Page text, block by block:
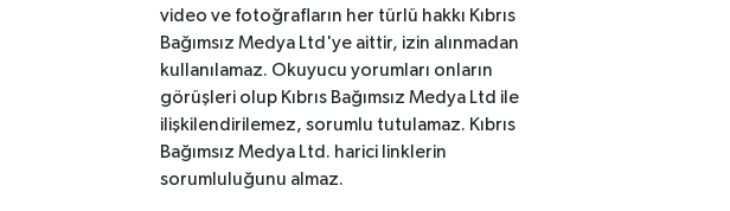
video ve fotoğrafların her türlü hakkı Kıbrıs
Bağımsız Medya Ltd'ye aittir, izin alınmadan
kullanılamaz. Okuyucu yorumları onların
görüşleri olup Kıbrıs Bağımsız Medya Ltd ile
ilişkilendirilemez, sorumlu tutulamaz. Kıbrıs
Bağımsız Medya Ltd. harici linklerin
sorumluluğunu almaz.